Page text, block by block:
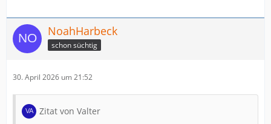
NoahHarbeck
schon süchtig
30. April 2026 um 21:52
Zitat von Valter